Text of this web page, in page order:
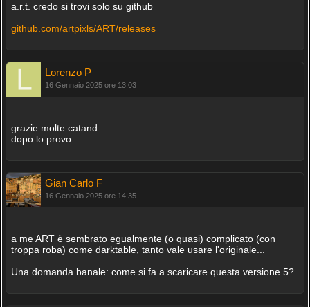
a.r.t. credo si trovi solo su github
github.com/artpixls/ART/releases
Lorenzo P
16 Gennaio 2025 ore 13:03
grazie molte catand
dopo lo provo
Gian Carlo F
16 Gennaio 2025 ore 14:35
a me ART è sembrato egualmente (o quasi) complicato (con
troppa roba) come darktable, tanto vale usare l'originale...
Una domanda banale: come si fa a scaricare questa versione 5?